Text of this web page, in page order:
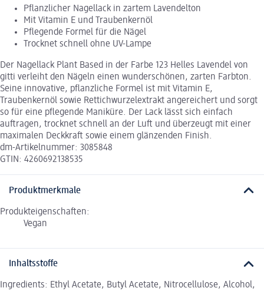
Pflanzlicher Nagellack in zartem Lavendelton
Mit Vitamin E und Traubenkernöl
Pflegende Formel für die Nägel
Trocknet schnell ohne UV-Lampe
Der Nagellack Plant Based in der Farbe 123 Helles Lavendel von
gitti verleiht den Nägeln einen wunderschönen, zarten Farbton.
Seine innovative, pflanzliche Formel ist mit Vitamin E,
Traubenkernöl sowie Rettichwurzelextrakt angereichert und sorgt
so für eine pflegende Maniküre. Der Lack lässt sich einfach
auftragen, trocknet schnell an der Luft und überzeugt mit einer
maximalen Deckkraft sowie einem glänzenden Finish.
dm-Artikelnummer: 3085848
GTIN: 4260692138535
Produktmerkmale
Produkteigenschaften:
Vegan
Inhaltsstoffe
Ingredients: Ethyl Acetate, Butyl Acetate, Nitrocellulose, Alcohol,